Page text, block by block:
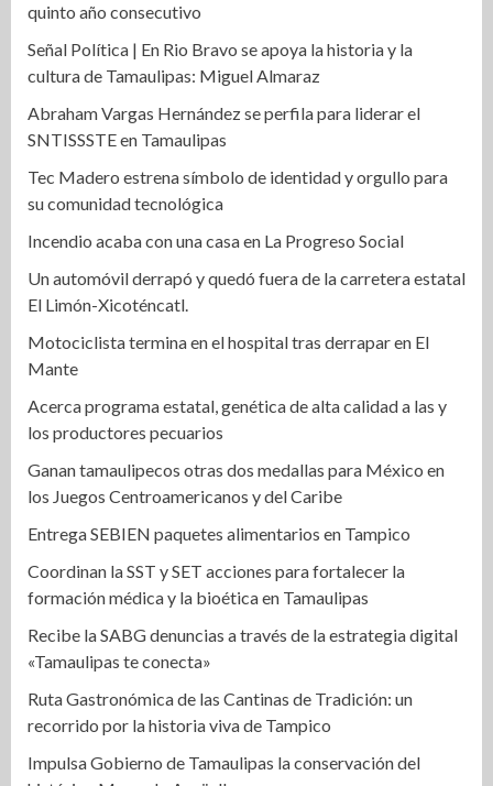
quinto año consecutivo
Señal Política | En Rio Bravo se apoya la historia y la
cultura de Tamaulipas: Miguel Almaraz
Abraham Vargas Hernández se perfila para liderar el
SNTISSSTE en Tamaulipas
Tec Madero estrena símbolo de identidad y orgullo para
su comunidad tecnológica
Incendio acaba con una casa en La Progreso Social
Un automóvil derrapó y quedó fuera de la carretera estatal
El Limón-Xicoténcatl.
Motociclista termina en el hospital tras derrapar en El
Mante
Acerca programa estatal, genética de alta calidad a las y
los productores pecuarios
Ganan tamaulipecos otras dos medallas para México en
los Juegos Centroamericanos y del Caribe
Entrega SEBIEN paquetes alimentarios en Tampico
Coordinan la SST y SET acciones para fortalecer la
formación médica y la bioética en Tamaulipas
Recibe la SABG denuncias a través de la estrategia digital
«Tamaulipas te conecta»
Ruta Gastronómica de las Cantinas de Tradición: un
recorrido por la historia viva de Tampico
Impulsa Gobierno de Tamaulipas la conservación del